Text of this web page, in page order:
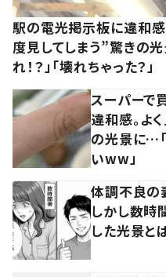
駅の電光掲示板に違和
度見してしまう”驚きの
れ！？」「壊れちゃった？」
スーパーで
違和感。よ
の光景に…「
いww」
体調不良の
しかし数時
した光景と